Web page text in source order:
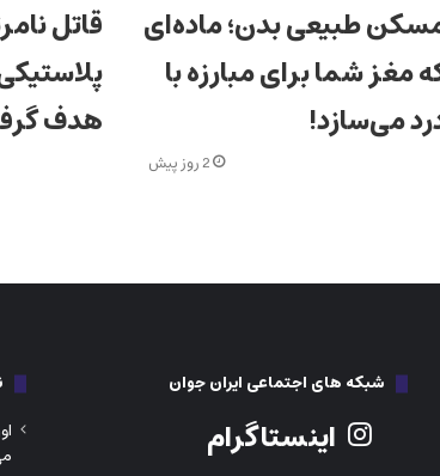
طبیعی بدن؛ ماده‌ای
مغز شما برای مبارزه با
می‌سازد!
2 روز پیش
قاتل
هدف
شبکه های اجتماعی ایران جوان
اینستاگرام